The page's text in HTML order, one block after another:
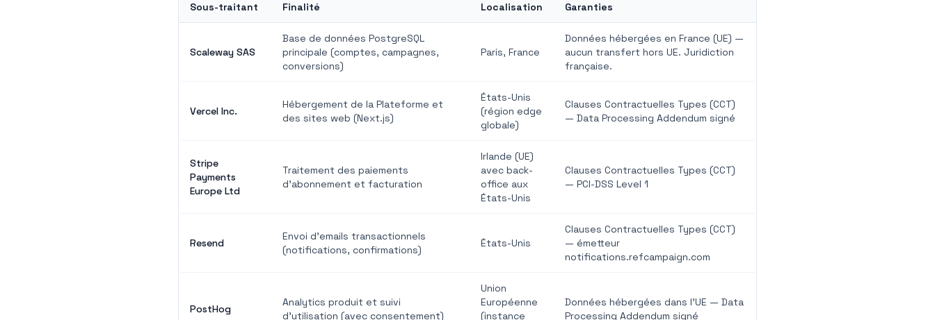
Sous-traitant Finalité Localisation Garanties
Scaleway SAS
Base de données PostgreSQL
principale (comptes, campagnes,
conversions)
Paris, France
Données hébergées en France (UE) —
aucun transfert hors UE. Juridiction
française.
Vercel Inc.
Hébergement de la Plateforme et
des sites web (Next.js)
États-Unis
(région edge
globale)
Clauses Contractuelles Types (CCT)
— Data Processing Addendum signé
Stripe
Payments
Europe Ltd
Traitement des paiements
d'abonnement et facturation
Irlande (UE)
avec back-
office aux
États-Unis
Clauses Contractuelles Types (CCT)
— PCI-DSS Level 1
Resend
Envoi d'emails transactionnels
(notifications, confirmations)
États-Unis
Clauses Contractuelles Types (CCT)
— émetteur
notifications.refcampaign.com
PostHog
Analytics produit et suivi
d'utilisation (avec consentement)
Union
Européenne
(instance
Données hébergées dans l'UE — Data
Processing Addendum signé